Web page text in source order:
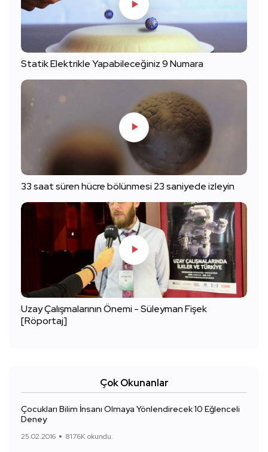
Statik Elektrikle Yapabileceğiniz 9 Numara
33 saat süren hücre bölünmesi 23 saniyede izleyin
Uzay Çalışmalarının Önemi - Süleyman Fişek
[Röportaj]
Çok Okunanlar
Çocukları Bilim İnsanı Olmaya Yönlendirecek 10 Eğlenceli
Deney
25.02.2016 817.6K okundu.